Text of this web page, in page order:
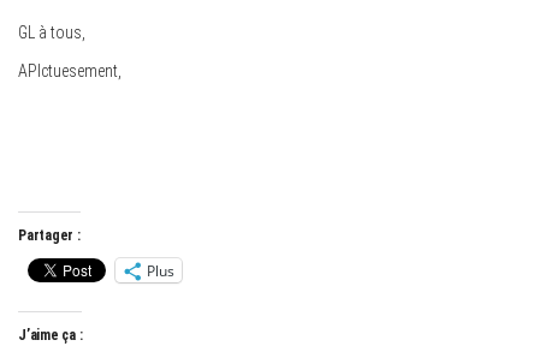
GL à tous,
APIctuesement,
Partager :
Plus
J’aime ça :